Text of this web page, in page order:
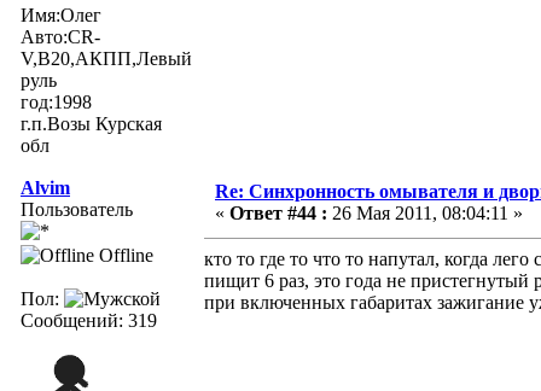
Имя:Олег
Авто:CR-
V,B20,АКПП,Левый
руль
год:1998
г.п.Возы Курская
обл
Alvim
Пользователь
Offline
Пол:
Сообщений: 319
Re: Синхронность омывателя и
« Ответ #44 : 26 Мая 2011, 08:04:11 »
кто то где то что то напутал, когда лего
пищит 6 раз, это года не пристегнутый
при включенных габаритах зажигание